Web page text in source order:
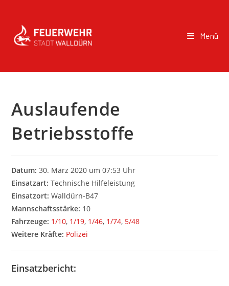
Menü
Auslaufende
Betriebsstoffe
Datum: 30. März 2020 um 07:53 Uhr
Einsatzart: Technische Hilfeleistung
Einsatzort: Walldürn-B47
Mannschaftsstärke: 10
Fahrzeuge: 1/10, 1/19, 1/46, 1/74, 5/48
Weitere Kräfte: Polizei
Einsatzbericht: